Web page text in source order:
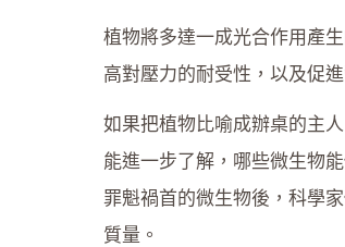
植物將多達一成光合作用產
高對壓力的耐受性，以及促
如果把植物比喻成辦桌的主
能進一步了解，哪些微生物
罪魁禍首的微生物後，科學
質量。